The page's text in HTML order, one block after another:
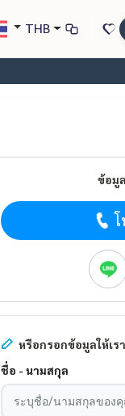
THB
ข้อมู
หรือกรอกข้อมูลให้เ
ชื่อ - นามสกุล